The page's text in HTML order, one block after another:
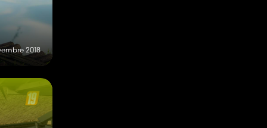
2018